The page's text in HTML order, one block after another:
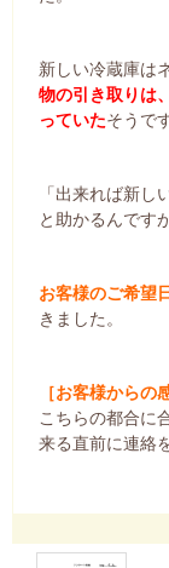
新しい冷蔵庫は
物の引き取りは
っていたそうです
「出来れば新し
と助かるんです
お客様のご希望
きました。
［お客様からの
こちらの都合に
来る直前に連絡